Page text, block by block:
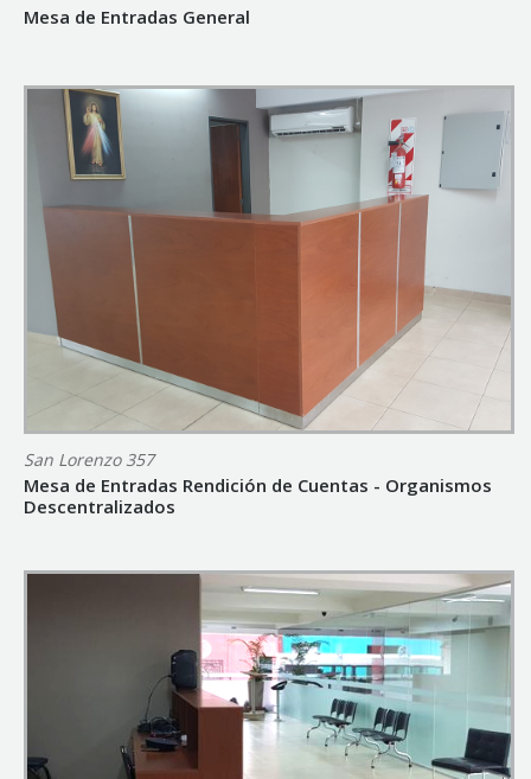
Mesa de Entradas General
San Lorenzo 357
Mesa de Entradas Rendición de Cuentas - Organismos
Descentralizados